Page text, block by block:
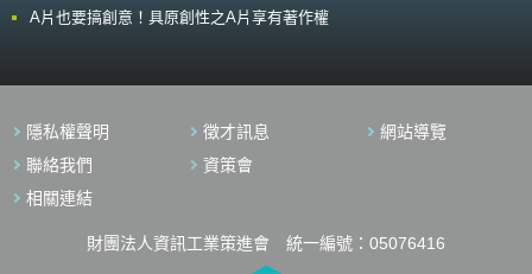
構方法論，以幫助創建歐盟境內有效的驗證方案。
的闡釋、說明或認定相關計畫，讓有意從事創新活動的業者有如吞下定心
A片也要搞創意！具原創性之A片享有著作權
隱私權聲明 徵才訊息
網站導覽
聯絡我們
資策會
相關連結
財團法人資訊工業策進會 統一編號：05076416